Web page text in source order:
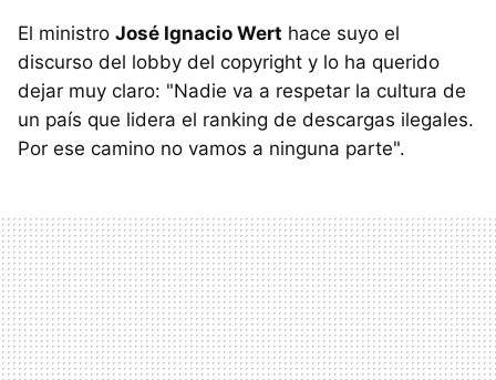
El ministro José Ignacio Wert hace suyo el
discurso del lobby del copyright y lo ha querido
dejar muy claro: "Nadie va a respetar la cultura de
un país que lidera el ranking de descargas ilegales.
Por ese camino no vamos a ninguna parte".